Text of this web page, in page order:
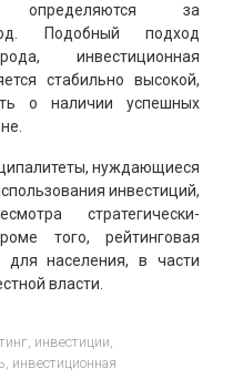
определяются за
Подобный подход
инвестиционная
стабильно высокой,
о наличии успешных
нуждающиеся
инвестиций,
стратегически-
того, рейтинговая
для населения, в части
власти.
, инвестиции,
, инвестиционная